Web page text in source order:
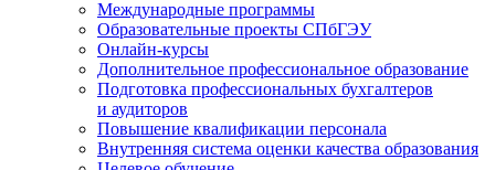
Международные программы
Образовательные проекты СПбГЭУ
Онлайн-курсы
Дополнительное профессиональное образование
Подготовка профессиональных бухгалтеров
и аудиторов
Повышение квалификации персонала
Внутренняя система оценки качества образования